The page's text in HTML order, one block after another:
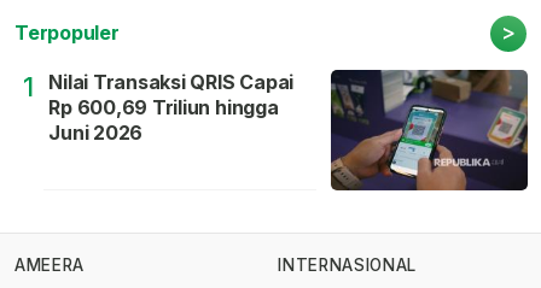
Terpopuler >
1
Nilai Transaksi QRIS Capai
Rp 600,69 Triliun hingga
Juni 2026
AMEERA
INTERNASIONAL